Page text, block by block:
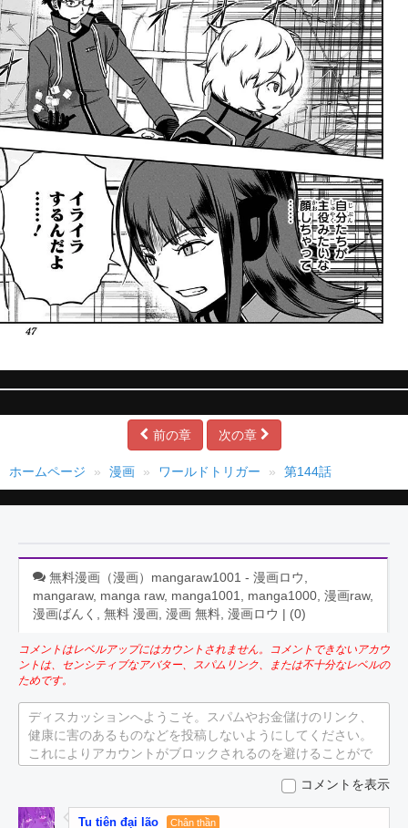
前の章 次の章
ホームページ 漫画 ワールドトリガー 第144話
無料漫画（漫画）mangaraw1001 - 漫画ロウ,
mangaraw, manga raw, manga1001, manga1000, 漫画raw,
漫画ばんく, 無料 漫画, 漫画 無料, 漫画ロウ | (0)
コメントはレベルアップにはカウントされません。コメントできないアカウ
ントは、センシティブなアバター、スパムリンク、または不十分なレベルの
ためです。
ディスカッションへようこそ。スパムやお金儲けのリンク、
健康に害のあるものなどを投稿しないようにしてください。
これによりアカウントがブロックされるのを避けることがで
コメントを表示
Tu tiên đại lão Chân thần